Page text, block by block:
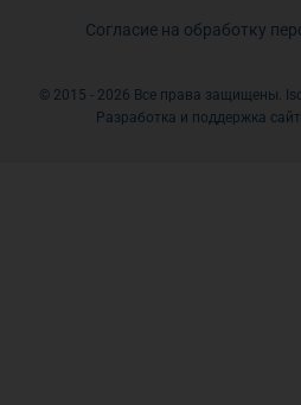
Согласие на обработку
© 2015 - 2026 Все права защищены.
Разработка и поддержка